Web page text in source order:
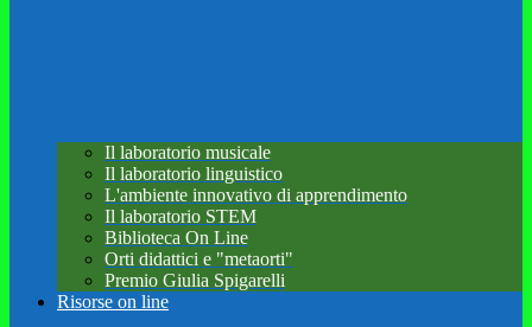
Il laboratorio musicale
Il laboratorio linguistico
L'ambiente innovativo di apprendimento
Il laboratorio STEM
Biblioteca On Line
Orti didattici e "metaorti"
Premio Giulia Spigarelli
Risorse on line